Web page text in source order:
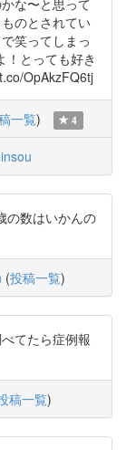
な〜と思って
のとされてい
笑ってしまっ
！とっても好き
OpAkzFQ6tj
一覧) 4
の数はいかんの
(投稿一覧)
てたら症例報
稿一覧)